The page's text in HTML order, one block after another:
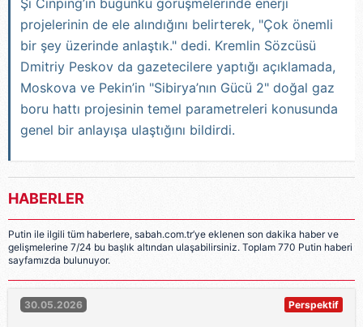
Şi Cinping’in bugünkü görüşmelerinde enerji
projelerinin de ele alındığını belirterek, "Çok önemli
bir şey üzerinde anlaştık." dedi. Kremlin Sözcüsü
Dmitriy Peskov da gazetecilere yaptığı açıklamada,
Moskova ve Pekin’in "Sibirya’nın Gücü 2" doğal gaz
boru hattı projesinin temel parametreleri konusunda
genel bir anlayışa ulaştığını bildirdi.
HABERLER
Putin ile ilgili tüm haberlere, sabah.com.tr’ye eklenen son dakika haber ve
gelişmelerine 7/24 bu başlık altından ulaşabilirsiniz. Toplam 770 Putin haberi
sayfamızda bulunuyor.
30.05.2026 Perspektif